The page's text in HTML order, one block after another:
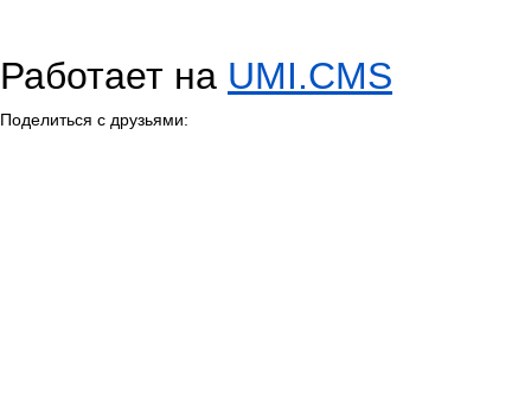
Работает на UMI.CMS
Поделиться с друзьями: